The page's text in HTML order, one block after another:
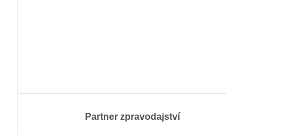
Partner zpravodajství